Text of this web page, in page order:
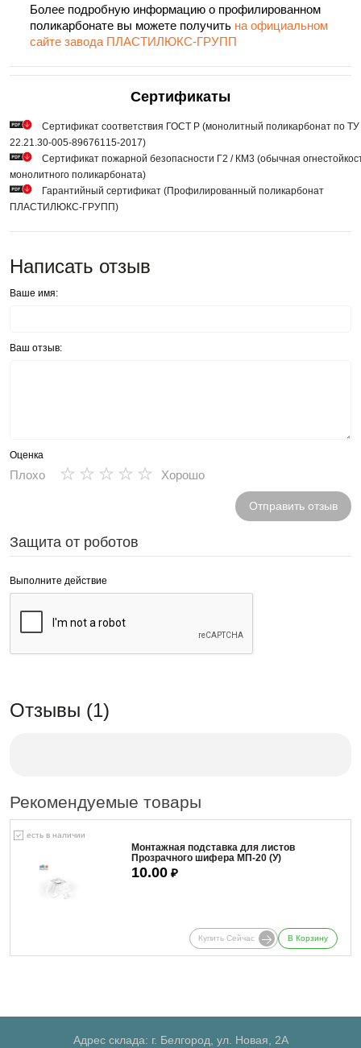
Более подробную информацию о профилированном
поликарбонате вы можете получить на официальном
сайте завода ПЛАСТИЛЮКС-ГРУПП
Сертификаты
Сертификат соответствия ГОСТ Р (монолитный поликарбонат по ТУ
22.21.30-005-89676115-2017)
Сертификат пожарной безопасности Г2 / КМ3 (обычная
монолитного поликарбоната)
Гарантийный сертификат (Профилированный поликарбонат
ПЛАСТИЛЮКС-ГРУПП)
Написать отзыв
Ваше имя:
Ваш отзыв:
Оценка
Плохо ★
★
★
★
★ Хорошо
Отправить отзыв
Защита от роботов
Выполните действие
Отзывы (1)
Рекомендуемые товары
есть в наличии
Монтажная подставка для листов
Прозрачного шифера МП-20 (У)
10.00 ₽
Купить Сейчас В Корзину
Адрес склада: г. Белгород, ул. Новая, 2А